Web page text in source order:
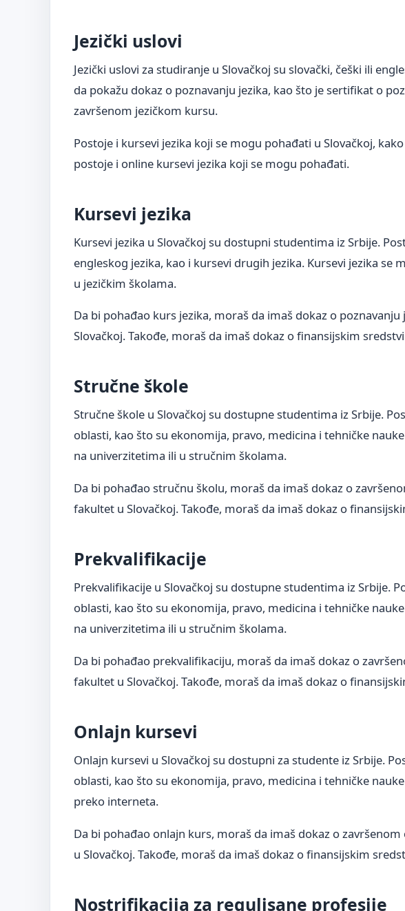
Jezički uslovi
Jezički uslovi za studiranje u Slovačkoj su slovački, češki ili
da pokažu dokaz o poznavanju jezika, kao što je sertifikat o
završenom jezičkom kursu.
Postoje i kursevi jezika koji se mogu pohađati u Slovačkoj,
postoje i online kursevi jezika koji se mogu pohađati.
Kursevi jezika
Kursevi jezika u Slovačkoj su dostupni studentima iz Srbije.
engleskog jezika, kao i kursevi drugih jezika. Kursevi jezika se
u jezičkim školama.
Da bi pohađao kurs jezika, moraš da imaš dokaz o
Slovačkoj. Takođe, moraš da imaš dokaz o finansijskim
Stručne škole
Stručne škole u Slovačkoj su dostupne studentima iz Srbije.
oblasti, kao što su ekonomija, pravo, medicina i tehničke
na univerzitetima ili u stručnim školama.
Da bi pohađao stručnu školu, moraš da imaš dokaz o
fakultet u Slovačkoj. Takođe, moraš da imaš dokaz o
Prekvalifikacije
Prekvalifikacije u Slovačkoj su dostupne studentima iz Srbije.
oblasti, kao što su ekonomija, pravo, medicina i tehničke
na univerzitetima ili u stručnim školama.
Da bi pohađao prekvalifikaciju, moraš da imaš dokaz o
fakultet u Slovačkoj. Takođe, moraš da imaš dokaz o
Onlajn kursevi
Onlajn kursevi u Slovačkoj su dostupni za studente iz Srbije.
oblasti, kao što su ekonomija, pravo, medicina i tehničke
preko interneta.
Da bi pohađao onlajn kurs, moraš da imaš dokaz o
u Slovačkoj. Takođe, moraš da imaš dokaz o finansijskim
Nostrifikacija za regulisane profesije